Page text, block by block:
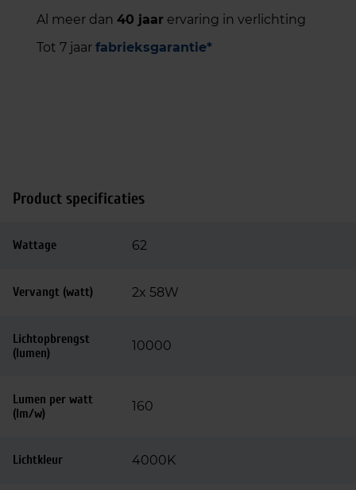
Al meer dan 40 jaar ervaring in verlichting
Tot 7 jaar fabrieksgarantie*
Product specificaties
Wattage 62
Vervangt (watt) 2x 58W
Lichtopbrengst
(lumen)
10000
Lumen per watt
(lm/w)
160
Lichtkleur 4000K